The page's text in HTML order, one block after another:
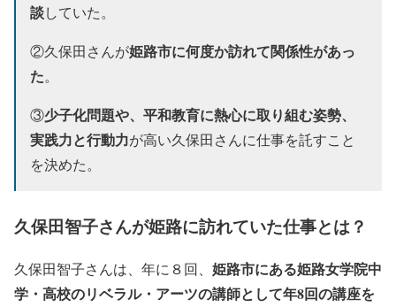
談していた。
②久保田さんが姫路市に何度か訪れて関係性があっ
た。
③少子化問題や、平和教育に熱心に取り組む姿勢、
実践力と行動力が高い久保田さんに仕事を託すこと
を決めた。
久保田智子さんが姫路に訪れていた仕事とは？
久保田智子さんは、年に８回、 姫路市にある姫路女学院中
学・高校のリベラル・アーツの講師として年8回の講座を